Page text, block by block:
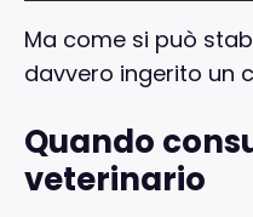
Ma come si può
davvero ingerito un
Quando
veterinario